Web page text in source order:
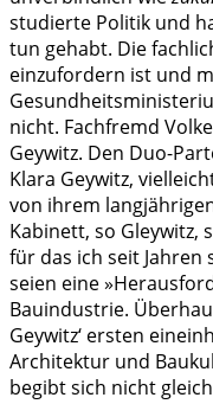
studierte Politik und
tun gehabt. Die
einzufordern ist und
nicht. Fachfremd
Geywitz. Den Duo-
Klara Geywitz,
von ihrem
Kabinett, so Gleywitz,
für das ich seit Jahren
seien eine
Bauindustrie.
Geywitz‘ ersten
Architektur und
begibt sich nicht